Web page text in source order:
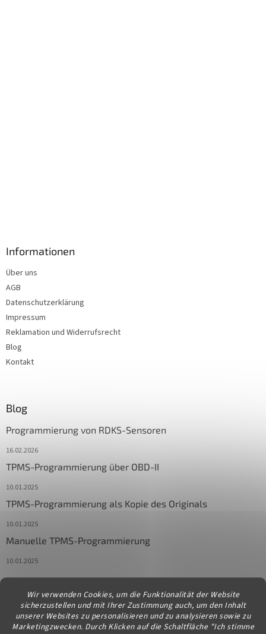
Wir verwenden Cookies, um die Funktionalität der Website
sicherzustellen und mit Ihrer Zustimmung auch, um den Inhalt
unserer Websites zu personalisieren und zu analysieren sowie zu
Marketingzwecken. Durch Klicken auf die Schaltfläche "Ich stimme
Informationen
Über uns
AGB
Datenschutzerklärung
Impressum
Reklamation und Widerrufsrecht
Blog
Kontakt
Blog
Programmierung von RDKS-Sensoren
16.02.2026
TPMS-Programmierung über OBD-II
10.01.2025
TPMS-Programmierung als Kopie des Originals
10.01.2025
Manuelle TPMS-Programmierung
10.01.2025
Kontakt
info@diagstore.at